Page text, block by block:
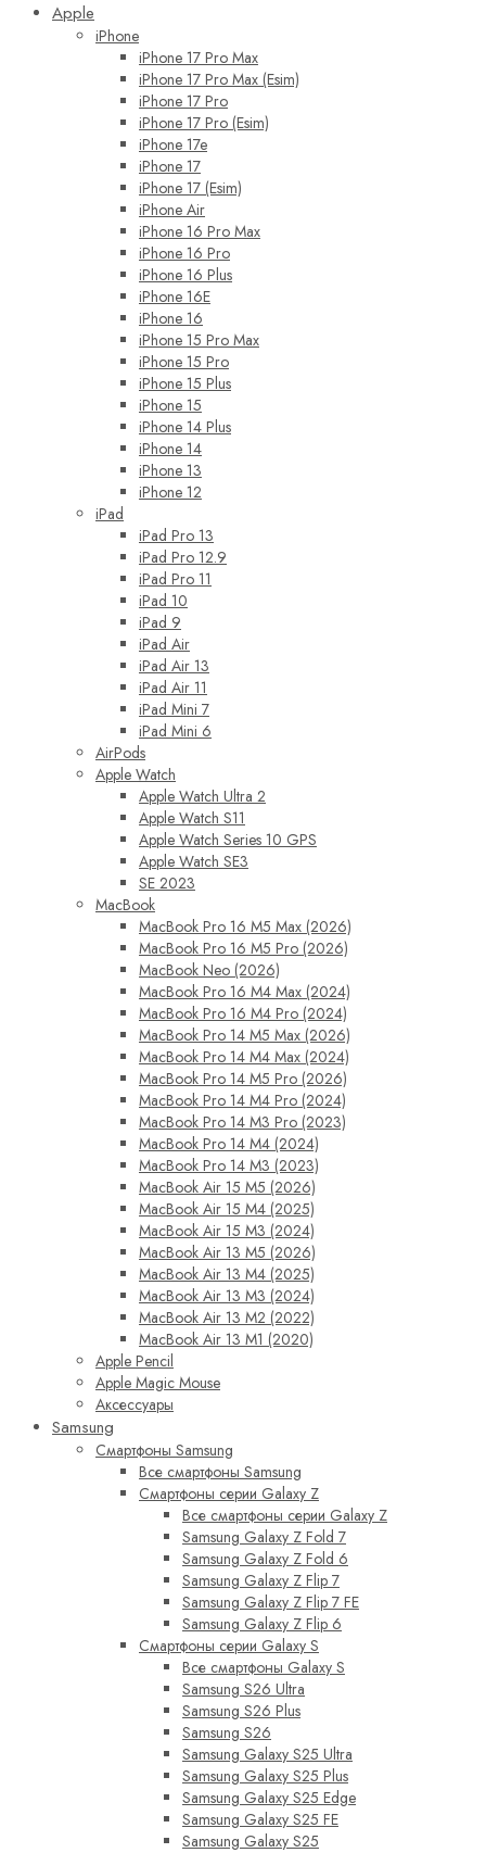
Apple
iPhone
iPhone 17 Pro Max
iPhone 17 Pro Max (Esim)
iPhone 17 Pro
iPhone 17 Pro (Esim)
iPhone 17e
iPhone 17
iPhone 17 (Esim)
iPhone Air
iPhone 16 Pro Max
iPhone 16 Pro
iPhone 16 Plus
iPhone 16E
iPhone 16
iPhone 15 Pro Max
iPhone 15 Pro
iPhone 15 Plus
iPhone 15
iPhone 14 Plus
iPhone 14
iPhone 13
iPhone 12
iPad
iPad Pro 13
iPad Pro 12.9
iPad Pro 11
iPad 10
iPad 9
iPad Air
iPad Air 13
iPad Air 11
iPad Mini 7
iPad Mini 6
AirPods
Apple Watch
Apple Watch Ultra 2
Apple Watch S11
Apple Watch Series 10 GPS
Apple Watch SE3
SE 2023
MacBook
MacBook Pro 16 M5 Max (2026)
MacBook Pro 16 M5 Pro (2026)
MacBook Neo (2026)
MacBook Pro 16 M4 Max (2024)
MacBook Pro 16 M4 Pro (2024)
MacBook Pro 14 M5 Max (2026)
MacBook Pro 14 M4 Max (2024)
MacBook Pro 14 M5 Pro (2026)
MacBook Pro 14 M4 Pro (2024)
MacBook Pro 14 M3 Pro (2023)
MacBook Pro 14 M4 (2024)
MacBook Pro 14 M3 (2023)
MacBook Air 15 M5 (2026)
MacBook Air 15 M4 (2025)
MacBook Air 15 M3 (2024)
MacBook Air 13 M5 (2026)
MacBook Air 13 M4 (2025)
MacBook Air 13 M3 (2024)
MacBook Air 13 M2 (2022)
MacBook Air 13 M1 (2020)
Apple Pencil
Apple Magic Mouse
Аксессуары
Samsung
Смартфоны Samsung
Все смартфоны Samsung
Смартфоны серии Galaxy Z
Все смартфоны серии Galaxy Z
Samsung Galaxy Z Fold 7
Samsung Galaxy Z Fold 6
Samsung Galaxy Z Flip 7
Samsung Galaxy Z Flip 7 FE
Samsung Galaxy Z Flip 6
Смартфоны серии Galaxy S
Все смартфоны Galaxy S
Samsung S26 Ultra
Samsung S26 Plus
Samsung S26
Samsung Galaxy S25 Ultra
Samsung Galaxy S25 Plus
Samsung Galaxy S25 Edge
Samsung Galaxy S25 FE
Samsung Galaxy S25